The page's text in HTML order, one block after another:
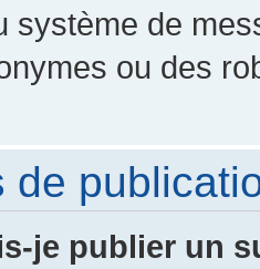
système de
ou des
de
je publier un